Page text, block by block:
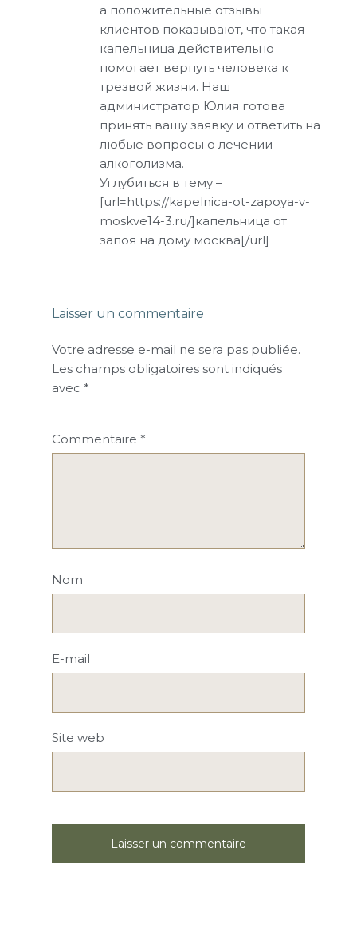
а положительные отзывы
клиентов показывают, что такая
капельница действительно
помогает вернуть человека к
трезвой жизни. Наш
администратор Юлия готова
принять вашу заявку и ответить на
любые вопросы о лечении
алкоголизма.
Углубиться в тему –
[url=https://kapelnica-ot-zapoya-v-
moskve14-3.ru/]капельница от
запоя на дому москва[/url]
Laisser un commentaire
Votre adresse e-mail ne sera pas publiée.
Les champs obligatoires sont indiqués
avec *
Commentaire *
Nom
E-mail
Site web